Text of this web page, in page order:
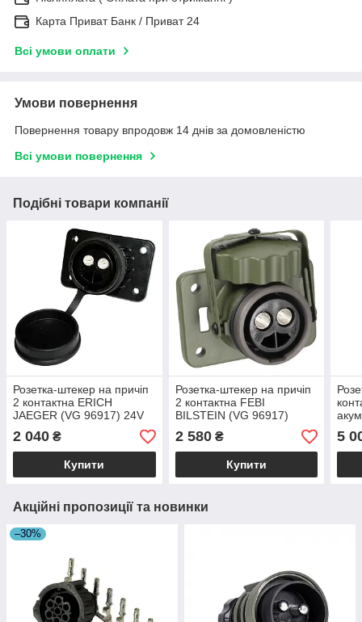
Карта Приват Банк / Приват 24
Всі умови оплати
Умови повернення
Повернення товару впродовж 14 днів за домовленістю
Всі умови повернення
Подібні товари компанії
Розетка-штекер на причіп
2 контактна ERICH
JAEGER (VG 96917) 24V
пластик
2 040 ₴
Купити
Розетка-штекер на причіп
2 контактна FEBI
BILSTEIN (VG 96917)
NATO 2 PIN
2 580₴
Купити
(VG
5
Акційні пропозиції та новинки
–30%